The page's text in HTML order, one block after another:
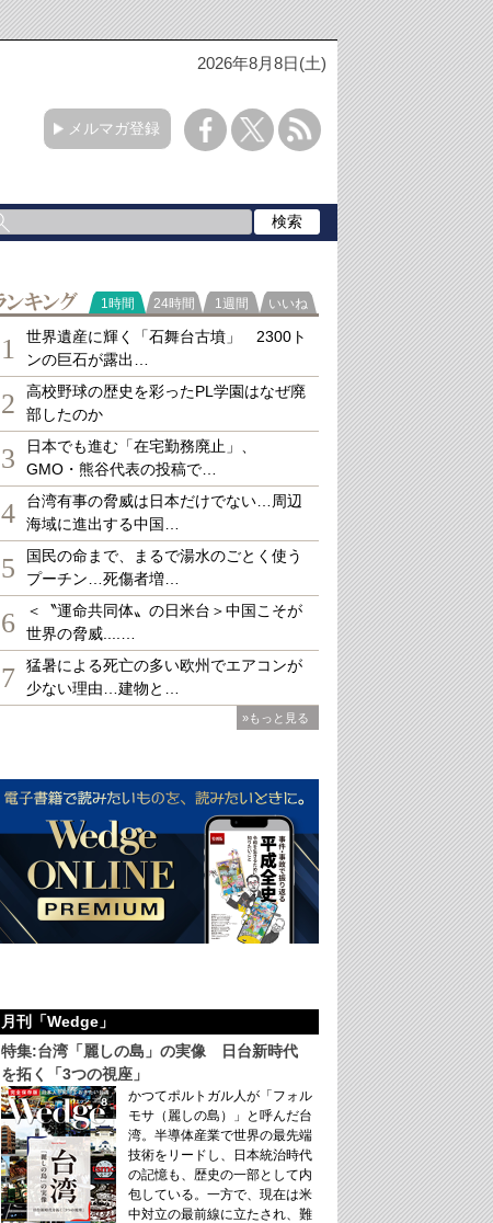
2026年8月8日(土)
メルマガ登録
ランキング
1時間 24時間 1週間 いいね
1
世界遺産に輝く「石舞台古墳」 2300ト
ンの巨石が露出…
2
高校野球の歴史を彩ったPL学園はなぜ廃
部したのか
3
日本でも進む「在宅勤務廃止」、
GMO・熊谷代表の投稿で…
4
台湾有事の脅威は日本だけでない…周辺
海域に進出する中国…
5
国民の命まで、まるで湯水のごとく使う
プーチン…死傷者増…
6
＜〝運命共同体〟の日米台＞中国こそが
世界の脅威....…
7
猛暑による死亡の多い欧州でエアコンが
少ない理由…建物と…
»もっと見る
月刊「Wedge」
特集:台湾「麗しの島」の実像 日台新時代
を拓く「3つの視座」
かつてポルトガル人が「フォル
モサ（麗しの島）」と呼んだ台
湾。半導体産業で世界の最先端
技術をリードし、日本統治時代
の記憶も、歴史の一部として内
包している。一方で、現在は米
中対立の最前線に立たされ、難